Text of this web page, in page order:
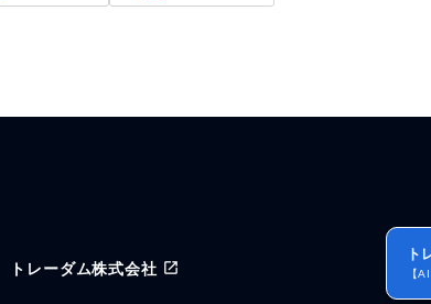
トレーダム株式会社
ト
【